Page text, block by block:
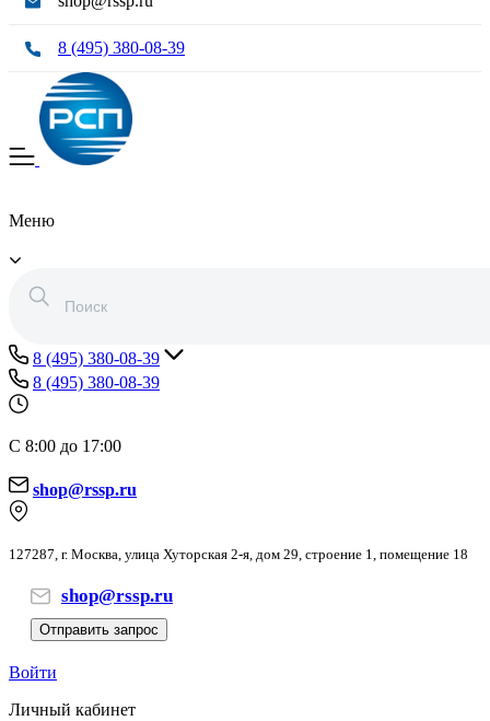
8 (495) 380-08-39
Меню
8 (495) 380-08-39
8 (495) 380-08-39
С 8:00 до 17:00
shop@rssp.ru
127287, г. Москва, улица Хуторская 2-я, дом 29, строение 1, помещение 18
shop@rssp.ru
Отправить запрос
Войти
Личный кабинет